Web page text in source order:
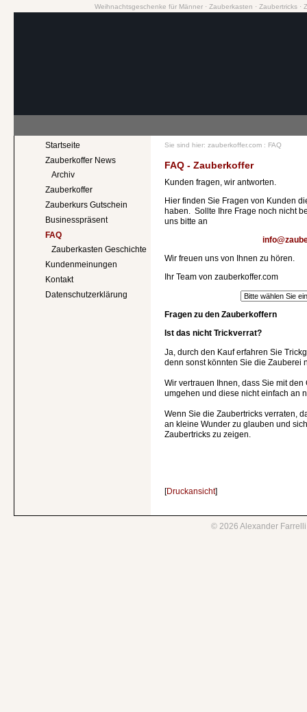
Weihnachtsgeschenke für Männer · Zauberkasten · Zaubertricks ·
Startseite
Zauberkoffer News
Archiv
Zauberkoffer
Zauberkurs Gutschein
Businesspräsent
FAQ
Zauberkasten Geschichte
Kundenmeinungen
Kontakt
Datenschutzerklärung
Sie sind hier: zauberkoffer.com : FAQ
FAQ - Zauberkoffer
Kunden fragen, wir antworten.
Hier finden Sie Fragen von Kunden
haben. Sollte Ihre Frage noch nicht
uns bitte an
Wir freuen uns von Ihnen zu hören.
Ihr Team von zauberkoffer.com
Fragen zu den Zauberkoffern
Ist das nicht Trickverrat?
Ja, durch den Kauf erfahren Sie
denn sonst könnten Sie die Zauberei
Wir vertrauen Ihnen, dass Sie mit
umgehen und diese nicht einfach an
Wenn Sie die Zaubertricks verraten,
an kleine Wunder zu glauben und
Zaubertricks zu zeigen.
[Druckansicht]
© 2026 Alexander